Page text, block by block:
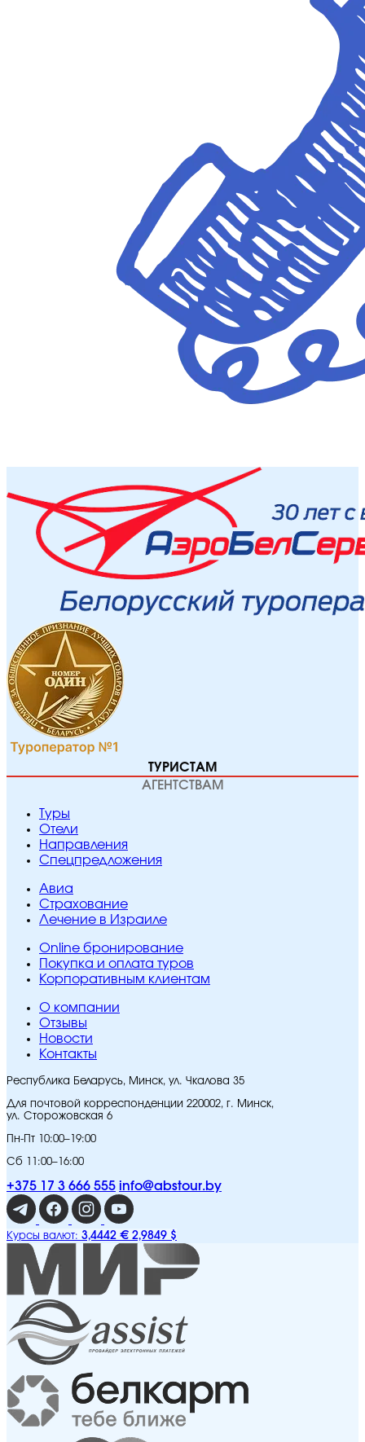
ТУРИСТАМ
АГЕНТСТВАМ
Туры
Отели
Направления
Спецпредложения
Авиа
Страхование
Лечение в Израиле
Online бронирование
Покупка и оплата туров
Корпоративным клиентам
O компании
Отзывы
Новости
Контакты
Республика Беларусь, Минск, ул. Чкалова 35
Для почтовой корреспонденции 220002, г. Минск,
ул. Сторожовская 6
Пн-Пт 10:00–19:00
Сб 11:00–16:00
+375 17 3 666 555 info@abstour.by
Курсы валют: 3,4442 € 2,9849 $